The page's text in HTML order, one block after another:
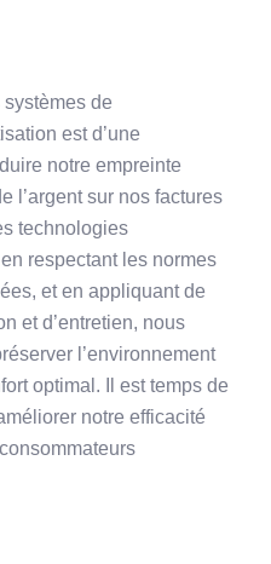
systèmes de
est d’une
notre empreinte
l’argent sur nos factures
technologies
respectant les normes
et en appliquant de
et d’entretien, nous
l’environnement
optimal. Il est temps de
notre efficacité